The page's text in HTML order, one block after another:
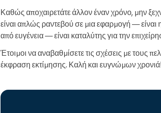
Καθώς αποχαιρετάτε άλλον έναν χρόνο, μην
είναι απλώς ραντεβού σε μια εφαρμογή — είναι
από ευγένεια — είναι καταλύτης για την
Έτοιμοι να αναβαθμίσετε τις σχέσεις με τους
έκφραση εκτίμησης. Καλή και ευγνώμων χρονιά!